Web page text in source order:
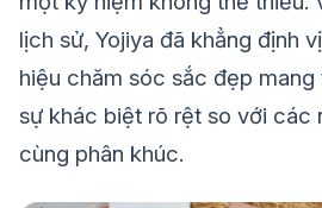
lịch sử, Yojiya đã khẳng định
hiệu chăm sóc sắc đẹp mang
sự khác biệt rõ rệt so với các
cùng phân khúc.